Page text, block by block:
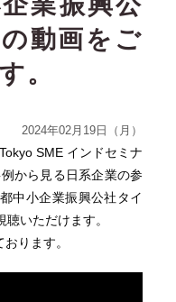
動画をご
。
2024年02月19日（月）
SME インドセミナ
から見る日系企業の参
中小企業振興公社タイ
いただけます。
ります。